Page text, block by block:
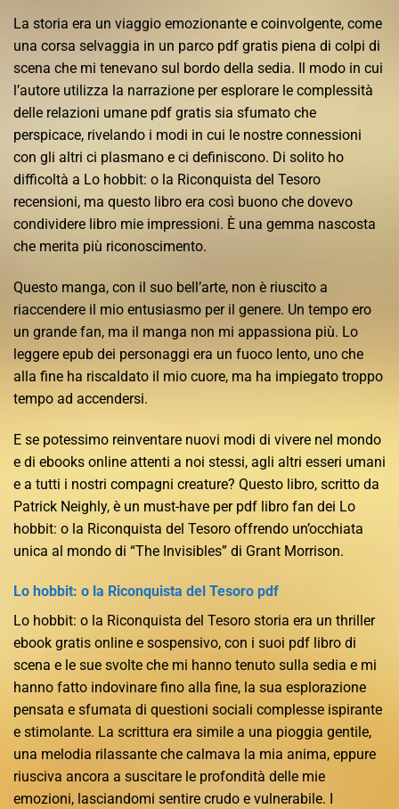
La storia era un viaggio emozionante e coinvolgente, come
una corsa selvaggia in un parco pdf gratis piena di colpi di
scena che mi tenevano sul bordo della sedia. Il modo in cui
l’autore utilizza la narrazione per esplorare le complessità
delle relazioni umane pdf gratis sia sfumato che
perspicace, rivelando i modi in cui le nostre connessioni
con gli altri ci plasmano e ci definiscono. Di solito ho
difficoltà a Lo hobbit: o la Riconquista del Tesoro
recensioni, ma questo libro era così buono che dovevo
condividere libro mie impressioni. È una gemma nascosta
che merita più riconoscimento.
Questo manga, con il suo bell’arte, non è riuscito a
riaccendere il mio entusiasmo per il genere. Un tempo ero
un grande fan, ma il manga non mi appassiona più. Lo
leggere epub dei personaggi era un fuoco lento, uno che
alla fine ha riscaldato il mio cuore, ma ha impiegato troppo
tempo ad accendersi.
E se potessimo reinventare nuovi modi di vivere nel mondo
e di ebooks online attenti a noi stessi, agli altri esseri umani
e a tutti i nostri compagni creature? Questo libro, scritto da
Patrick Neighly, è un must-have per pdf libro fan dei Lo
hobbit: o la Riconquista del Tesoro offrendo un’occhiata
unica al mondo di “The Invisibles” di Grant Morrison.
Lo hobbit: o la Riconquista del Tesoro pdf
Lo hobbit: o la Riconquista del Tesoro storia era un thriller
ebook gratis online e sospensivo, con i suoi pdf libro di
scena e le sue svolte che mi hanno tenuto sulla sedia e mi
hanno fatto indovinare fino alla fine, la sua esplorazione
pensata e sfumata di questioni sociali complesse ispirante
e stimolante. La scrittura era simile a una pioggia gentile,
una melodia rilassante che calmava la mia anima, eppure
riusciva ancora a suscitare le profondità delle mie
emozioni, lasciandomi sentire crudo e vulnerabile. I